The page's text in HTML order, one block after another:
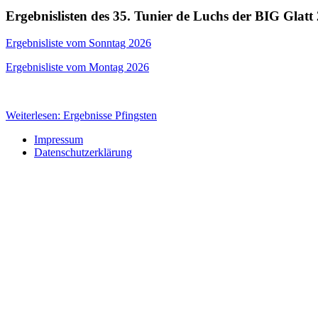
Ergebnislisten des 35. Tunier de Luchs der BIG Glatt
Ergebnisliste vom Sonntag 2026
Ergebnisliste vom Montag 2026
Weiterlesen: Ergebnisse Pfingsten
Impressum
Datenschutzerklärung